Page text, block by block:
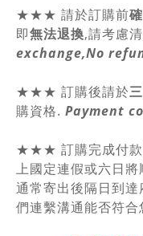
★★★ 請於訂購前
即無法退換,請考慮
exchange,No
★★★ 訂購後請於
購資格. Payment
★★★ 訂購完成付款
上國定連假或六日
通常寄出後隔日到
們連繫溝通能否符